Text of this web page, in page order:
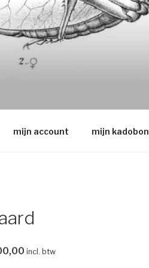
mijn account mijn kadobon
incl. btw